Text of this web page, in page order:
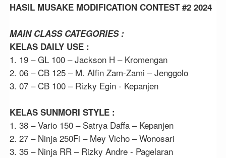
HASIL MUSAKE MODIFICATION CONTEST #2 2024
MAIN CLASS CATEGORIES :
KELAS DAILY USE :
1. 19 – GL 100 – Jackson H – Kromengan
2. 06 – CB 125 – M. Alfin Zam-Zami – Jenggolo
3. 07 – CB 100 – Rizky Egin - Kepanjen
KELAS SUNMORI STYLE :
1. 38 – Vario 150 – Satrya Daffa – Kepanjen
2. 27 – Ninja 250Fi – Mey Vicho – Wonosari
3. 35 – Ninja RR – Rizky Andre - Pagelaran